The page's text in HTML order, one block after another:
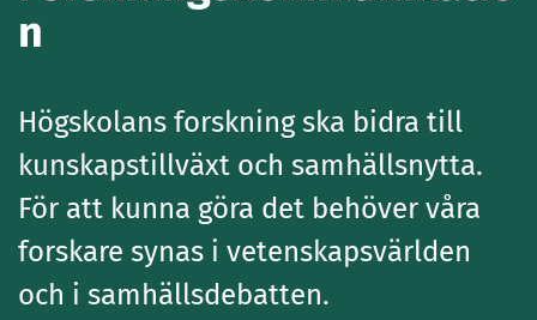
n
Högskolans forskning ska bidra till
kunskapstillväxt och samhällsnytta.
För att kunna göra det behöver våra
forskare synas i vetenskapsvärlden
och i samhällsdebatten.